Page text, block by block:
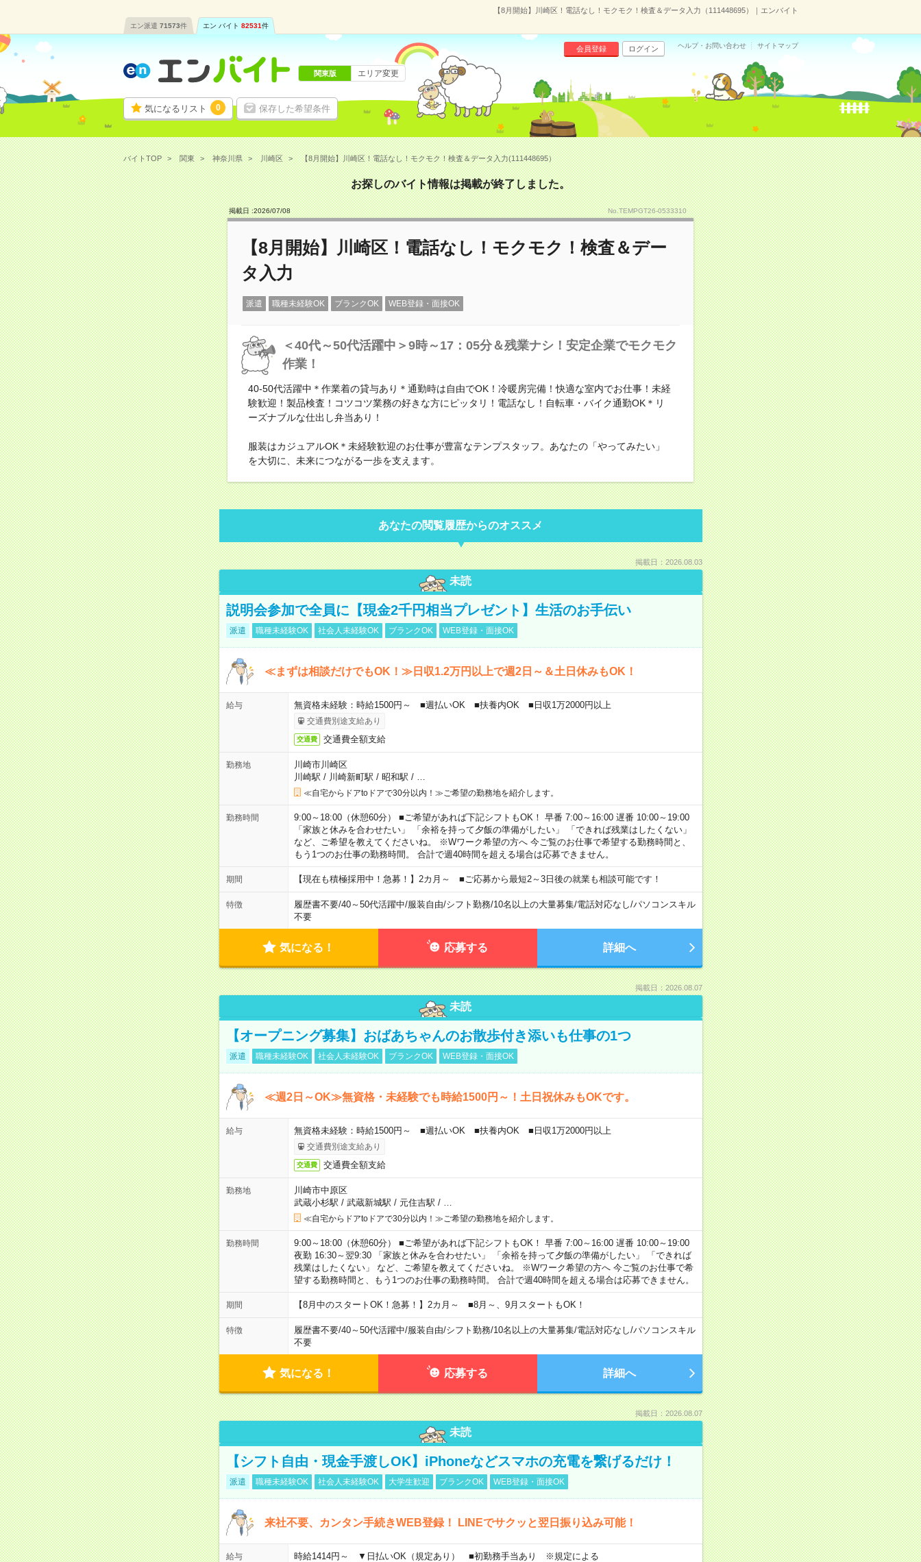
【8月開始】川崎区！電話なし！モクモク！検査＆データ入力（111448695）｜エンバイト
エン派遣 71573件 エン バイト 82531件
気になるリスト 0 保存した希望条件
会員登録 ログイン ヘルプ・お問い合わせ サイトマップ
関東版 エリア変更
バイトTOP 関東 神奈川県 川崎区 【8月開始】川崎区！電話なし！モクモク！検査＆データ入力(111448695）
お探しのバイト情報は掲載が終了しました。
掲載日 :2026/07/08 No.TEMPGT26-0533310
【8月開始】川崎区！電話なし！モクモク！検査＆デー
タ入力
派遣 職種未経験OK ブランクOK WEB登録・面接OK
＜40代～50代活躍中＞9時～17：05分＆残業ナシ！安定企業でモクモク
作業！
40-50代活躍中＊作業着の貸与あり＊通勤時は自由でOK！冷暖房完備！快適な室内でお仕事！未経
験歓迎！製品検査！コツコツ業務の好きな方にピッタリ！電話なし！自転車・バイク通勤OK＊リ
ーズナブルな仕出し弁当あり！
服装はカジュアルOK＊未経験歓迎のお仕事が豊富なテンプスタッフ。あなたの「やってみたい」
を大切に、未来につながる一歩を支えます。
あなたの閲覧履歴からのオススメ
掲載日：2026.08.03
未読
説明会参加で全員に【現金2千円相当プレゼント】生活のお手伝い
派遣 職種未経験OK 社会人未経験OK ブランクOK WEB登録・面接OK
≪まずは相談だけでもOK！≫日収1.2万円以上で週2日～＆土日休みもOK！
給与 無資格未経験：時給1500円～ ■週払いOK ■扶養内OK ■日収1万2000円以上
交通費別途支給あり
交通費 交通費全額支給
勤務地
川崎市川崎区
川崎駅 / 川崎新町駅 / 昭和駅 /
≪自宅からドアtoドアで30分以内！≫ご希望の勤務地を紹介します。
勤務時間
9:00～18:00（休憩60分） ■ご希望があれば下記シフトもOK！ 早番 7:00～16:00 遅番 10:00～19:00
「家族と休みを合わせたい」 「余裕を持って夕飯の準備がしたい」 「できれば残業はしたくない」
など、ご希望を教えてくださいね。 ※Wワーク希望の方へ 今ご覧のお仕事で希望する勤務時間と、
もう1つのお仕事の勤務時間。 合計で週40時間を超える場合は応募できません。
期間 【現在も積極採用中！急募！】2カ月～ ■ご応募から最短2～3日後の就業も相談可能です！
特徴 履歴書不要/40～50代活躍中/服装自由/シフト勤務/10名以上の大量募集/電話対応なし/パソコンスキル
不要
気になる！ 応募する 詳細へ
掲載日：2026.08.07
未読
【オープニング募集】おばあちゃんのお散歩付き添いも仕事の1つ
派遣 職種未経験OK 社会人未経験OK ブランクOK WEB登録・面接OK
≪週2日～OK≫無資格・未経験でも時給1500円～！土日祝休みもOKです。
給与 無資格未経験：時給1500円～ ■週払いOK ■扶養内OK ■日収1万2000円以上
交通費別途支給あり
交通費 交通費全額支給
勤務地
川崎市中原区
武蔵小杉駅 / 武蔵新城駅 / 元住吉駅 /
≪自宅からドアtoドアで30分以内！≫ご希望の勤務地を紹介します。
勤務時間
9:00～18:00（休憩60分） ■ご希望があれば下記シフトもOK！ 早番 7:00～16:00 遅番 10:00～19:00
夜勤 16:30～翌9:30 「家族と休みを合わせたい」 「余裕を持って夕飯の準備がしたい」 「できれば
残業はしたくない」 など、ご希望を教えてくださいね。 ※Wワーク希望の方へ 今ご覧のお仕事で希
望する勤務時間と、もう1つのお仕事の勤務時間。 合計で週40時間を超える場合は応募できません。
期間 【8月中のスタートOK！急募！】2カ月～ ■8月～、9月スタートもOK！
特徴 履歴書不要/40～50代活躍中/服装自由/シフト勤務/10名以上の大量募集/電話対応なし/パソコンスキル
不要
気になる！ 応募する 詳細へ
掲載日：2026.08.07
未読
【シフト自由・現金手渡しOK】iPhoneなどスマホの充電を繋げるだけ！
派遣 職種未経験OK 社会人未経験OK 大学生歓迎 ブランクOK WEB登録・面接OK
来社不要、カンタン手続きWEB登録！ LINEでサクッと翌日振り込み可能！
給与 時給1414円～ ▼日払いOK（規定あり） ■初勤務手当あり ※規定による